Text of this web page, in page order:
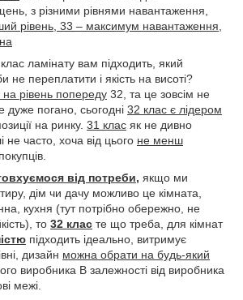
з різними рівнями навантаження,
рівень, 33 – максимум навантаження,
ламінату вам підходить, який
не переплатити і якість на висоті?
на рівень попереду 32, та це зовсім не
погано, сьогодні 32 клас є лідером
на ринку. 31 клас як не дивно
не часто, хоча від цього не менш
від потреби, якщо ми
дім чи дачу можливо це кімната,
кухня (тут потрібно обережно, не
то 32 клас те що треба, для кімнат
підходить ідеально, витримує
дизайн можна обрати на будь-який
виробника В залежності від виробника
межі.